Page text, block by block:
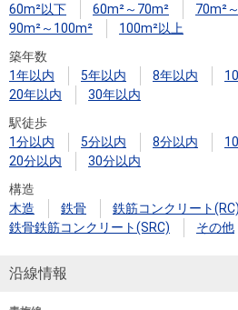
60m²以下
60m²～70m² 70m²
90m²～100m²
100m²以上
築年数
1年以内
5年以内 8年以内
20年以内
30年以内
駅徒歩
1分以内
5分以内 8分以内
20分以内
30分以内
構造
木造
鉄骨
鉄筋コンクリート(RC)
鉄骨鉄筋コンクリート(SRC)
その他
沿線情報